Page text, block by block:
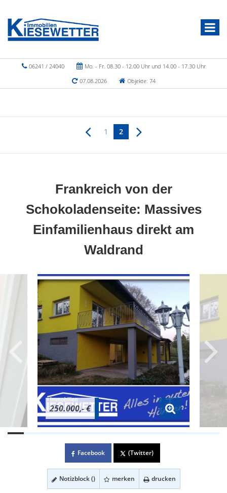
06241 / 24040
Mo. - Fr. 08.30 - 12.00 Uhr und 14.00 - 17.30 Uhr
07.08.2026
Objekte: 74
1 2
Frankreich von der
Schokoladenseite: Massives
Einfamilienhaus direkt am
Waldrand
250.000,- €
Facebook (Twitter)
Notizblock () merken drucken